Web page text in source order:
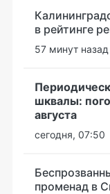
в рейтинге
57 минут назад
шквалы:
августа
сегодня, 07:50
променад в